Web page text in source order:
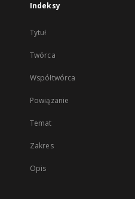
Indeksy
Tytuł
Twórca
Współtwórca
Powiązanie
Temat
Zakres
Opis